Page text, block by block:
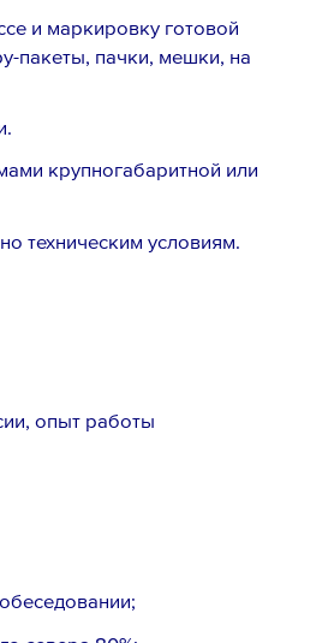
и маркировку готовой
пакеты, пачки, мешки, на
крупногабаритной или
техническим условиям.
опыт работы